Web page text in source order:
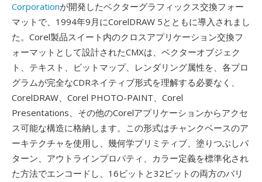
Corporationが開発したベクターグラフィックス交換フォー
マットで、1994年9月にCorelDRAW 5とともに導入されまし
た。Corel製品スイート内のクロスアプリケーション交換フ
ォーマットとして設計されたCMXは、ベクターオブジェク
ト、テキスト、ビットマップ、レンダリング属性を、各プロ
グラムが完全なCDRネイティブ形式を理解する必要なく、
CorelDRAW、Corel PHOTO-PAINT、Corel
Presentations、その他のCorelアプリケーションからアクセ
ス可能な構造に格納します。この形式はチャンクベースのア
ーキテクチャを使用し、幾何学プリミティブ、塗りつぶしパ
ターン、アウトラインプロパティ、カラー定義を標準化され
た方法でエンコードし、16ビットと32ビットの両方のバリ